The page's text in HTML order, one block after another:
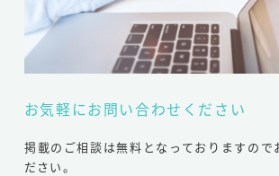
お気軽にお問い合わせください
掲載のご相談は無料となっておりますので
ださい。